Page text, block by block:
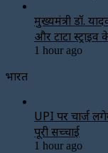
मुख्यमंत्री डॉ.
और टाटा
1 hour ago
भारत
UPI पर चार्ज
पूरी सच्चाई
1 hour ago